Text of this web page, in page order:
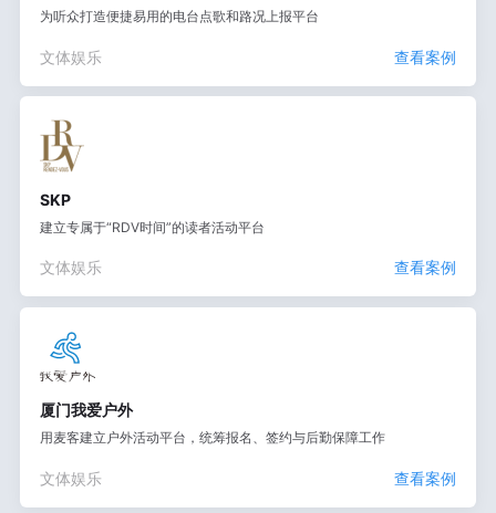
为听众打造便捷易用的电台点歌和路况上报平台
文体娱乐 查看案例
SKP
建立专属于“RDV时间”的读者活动平台
文体娱乐 查看案例
厦门我爱户外
用麦客建立户外活动平台，统筹报名、签约与后勤保障工作
文体娱乐 查看案例